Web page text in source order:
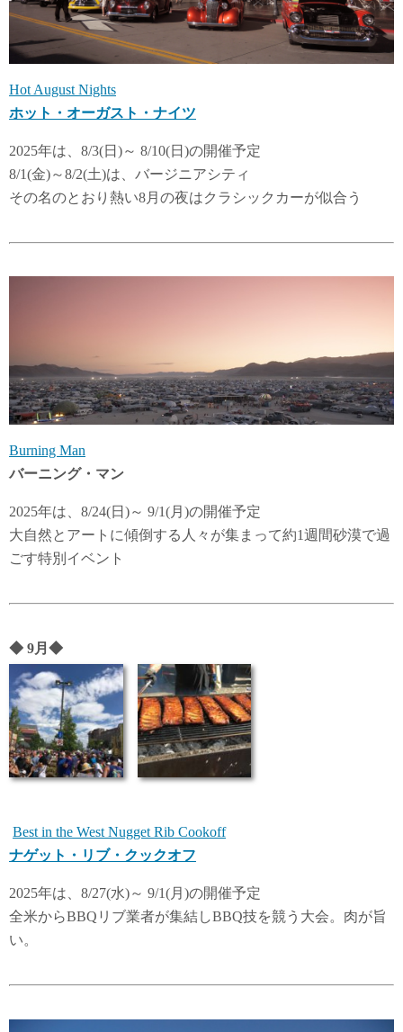
Hot August Nights
ホット・オーガスト・ナイツ
2025年は、8/3(日)～ 8/10(日)の開催予定
8/1(金)～8/2(土)は、バージニアシティ
その名のとおり熱い8月の夜はクラシックカーが似合う
Burning Man
バーニング・マン
2025年は、8/24(日)～ 9/1(月)の開催予定
大自然とアートに傾倒する人々が集まって約1週間砂漠で過
ごす特別イベント
◆ 9月 ◆
Best in the West Nugget Rib Cookoff
ナゲット・リブ・クックオフ
2025年は、8/27(水)～ 9/1(月)の開催予定
全米からBBQリブ業者が集結しBBQ技を競う大会。肉が旨
い。